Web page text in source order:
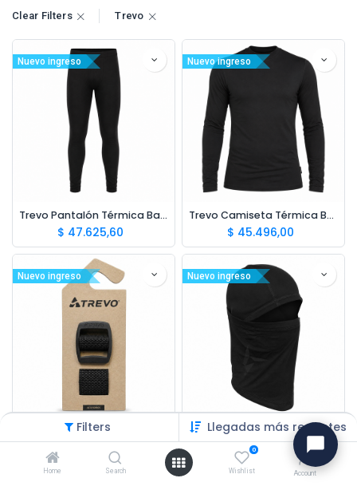
Filters Llegadas más recientes
Home Search
0
Wishlist Account
Clear Filters Trevo
Nuevo ingreso
Trevo Pantalón Térmica Bamboo
$ 47.625,60
Nuevo ingreso
Trevo Camiseta Térmica Bamboo
$ 45.496,00
Nuevo ingreso
Trevo Cinto Lindero
$23.159,40
Nuevo ingreso
Trevo Balaclava Bamboo
$24.956,25
Ivo · Refugio 73
● En línea